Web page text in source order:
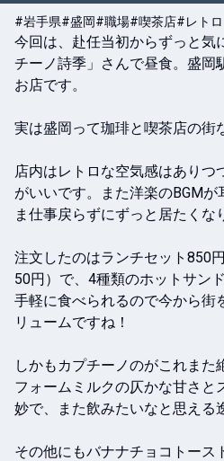
#岩手県#盛岡#職場#喫茶店#レトロ
今回は、赴任当初からずっと気
チーノ詩季」さんで昼食。盛岡
お店です。
実は盛岡って珈琲と喫茶店の街
店内はレトロな空気感はありつ
がいいです。また洋楽のBGMが
ま仕事戻らずにずっと居たくな
注文したのはランチセット850
50円）で、4種類のホットサン
手軽に食べられるので今から街
リュームですね！
しかもカプチーノのがこれまた
フォームミルクの仄かな甘さと
妙で、また飲みたいなと思える
その他にもバナナチョコトース